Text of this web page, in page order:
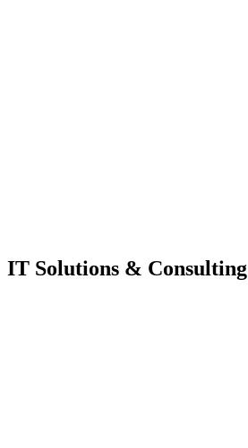
IT Solutions & Consulting